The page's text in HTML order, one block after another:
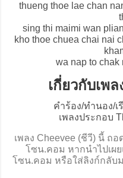
thueng thoe lae chan
sing thi maimi wan
kho thoe chuea chai nai
wa nap to chak
เกี่ยวกับเพ
คำร้อง/ทำนอง/เ
เพลงประกอบ
เพลง Cheevee (ชีวี) นี้ ถ
โซน.คอม หากนำไปเผ
โซน.คอม หรือใส่ลิงก์กลับ